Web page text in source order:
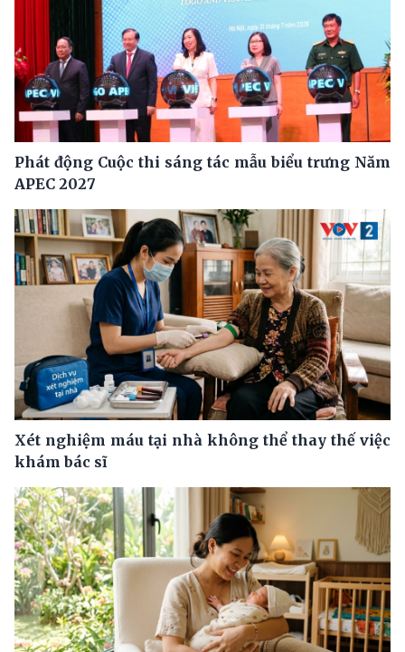
Phát động Cuộc thi sáng tác mẫu biểu trưng Năm
APEC 2027
Xét nghiệm máu tại nhà không thể thay thế việc
khám bác sĩ